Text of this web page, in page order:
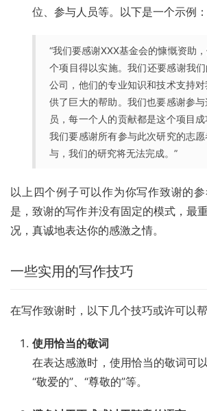
位、参与人员等。以下是一个示例：
“我们要感谢XXX基金会的慷慨资助
个项目得以实施。我们还要感谢我
公司，他们的专业知识和技术支持
供了巨大的帮助。我们也要感谢参
员，每一个人的贡献都是这个项目成
我们要感谢所有参与此次研究的志
与，我们的研究将无法完成。”
以上四个例子可以作为你写作致谢的
是，致谢的写作并没有固定的模式，最
况，真诚地表达你的感激之情。
一些实用的写作技巧
在写作致谢时，以下几个技巧或许可以帮
使用恰当的敬词
在表达感激时，使用恰当的敬词可
“敬爱的”、“尊敬的”等。